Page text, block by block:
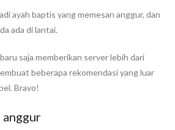
ayah baptis yang memesan anggur, dan
ada di lantai.
saja memberikan server lebih dari
beberapa rekomendasi yang luar
Bravo!
anggur